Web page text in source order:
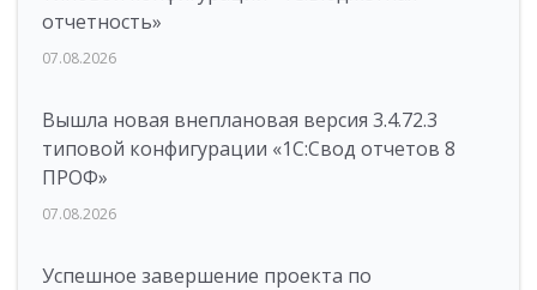
отчетность»
07.08.2026
Вышла новая внеплановая версия 3.4.72.3
типовой конфигурации «1C:Свод отчетов 8
ПРОФ»
07.08.2026
Успешное завершение проекта по